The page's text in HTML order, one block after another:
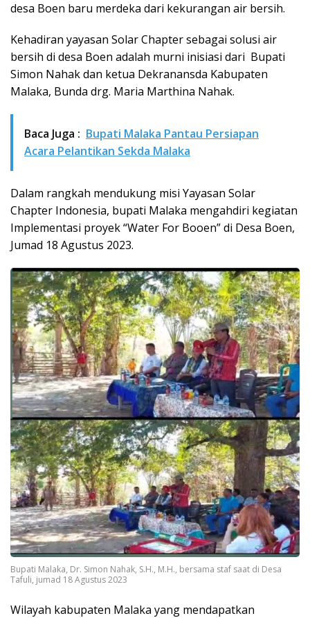
desa Boen baru merdeka dari kekurangan air bersih.
Kehadiran yayasan Solar Chapter sebagai solusi air
bersih di desa Boen adalah murni inisiasi dari Bupati
Simon Nahak dan ketua Dekranansda Kabupaten
Malaka, Bunda drg. Maria Marthina Nahak.
Baca Juga : Bupati Malaka Pantau Persiapan
Acara Pelantikan Sekda Malaka
Dalam rangkah mendukung misi Yayasan Solar
Chapter Indonesia, bupati Malaka mengahdiri kegiatan
Implementasi proyek “Water For Booen” di Desa Boen,
Jumad 18 Agustus 2023.
Bupati Malaka, Dr. Simon Nahak, S.H., M.H., bersama staf saat di Desa
Tafuli, jumad 18 Agustus 2023
Wilayah kabupaten Malaka yang mendapatkan